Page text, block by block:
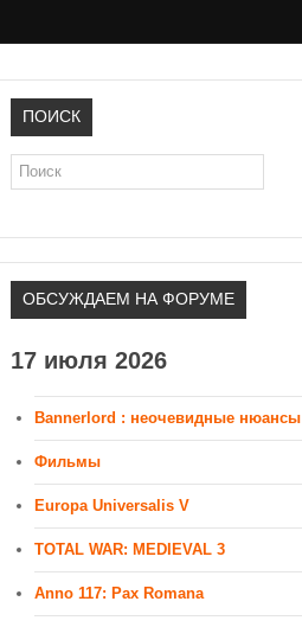
ПОИСК
Поиск
ОБСУЖДАЕМ НА ФОРУМЕ
17 июля 2026
Bannerlord : неочевидные нюансы
Фильмы
Europa Universalis V
TOTAL WAR: MEDIEVAL 3
Anno 117: Pax Romana